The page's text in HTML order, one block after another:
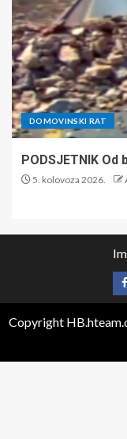
DOMOVINSKI RAT
PODSJETNIK
5. kolovoza 2026.
Copyright